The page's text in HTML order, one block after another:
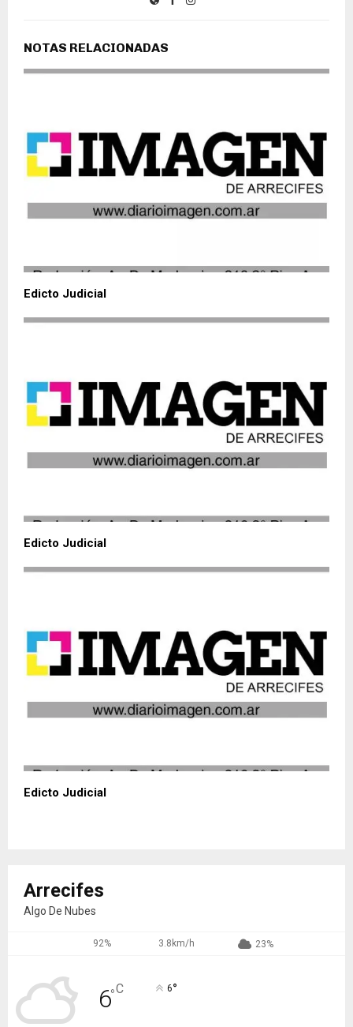
NOTAS RELACIONADAS
Edicto Judicial
Edicto Judicial
Edicto Judicial
Arrecifes
Algo De Nubes
92% 3.8km/h 23%
6°C 6°